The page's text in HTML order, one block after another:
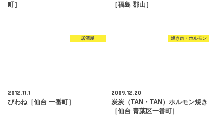
町］
［福島 郡山］
居酒屋
2012.11.1
びわね［仙台 一番町］
焼き肉・ホルモン
2009.12.20
炭炭（TAN・TAN）ホルモン焼き
［仙台 青葉区一番町］